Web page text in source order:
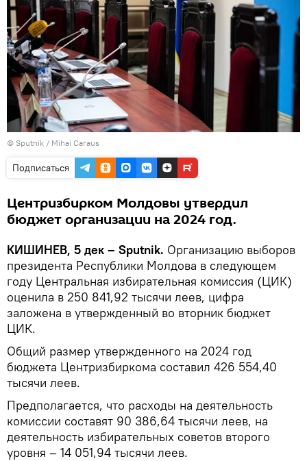
© Sputnik / Mihai Caraus
Подписаться
Центризбирком Молдовы утвердил
бюджет организации на 2024 год.
КИШИНЕВ, 5 дек – Sputnik. Организацию выборов
президента Республики Молдова в следующем
году Центральная избирательная комиссия (ЦИК)
оценила в 250 841,92 тысячи леев, цифра
заложена в утвержденный во вторник бюджет
ЦИК.
Общий размер утвержденного на 2024 год
бюджета Центризбиркома составил 426 554,40
тысячи леев.
Предполагается, что расходы на деятельность
комиссии составят 90 386,64 тысячи леев, на
деятельность избирательных советов второго
уровня – 14 051,94 тысячи леев.